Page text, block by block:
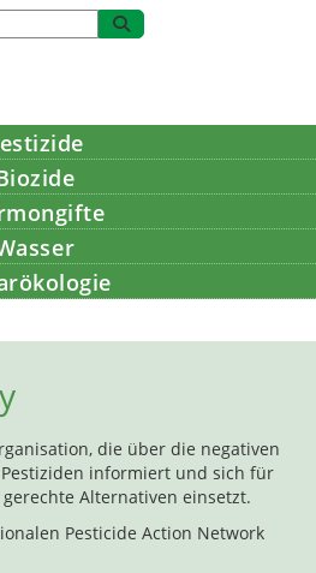
die über die negativen
Pestiziden informiert und sich für
Alternativen einsetzt.
Pesticide Action Network